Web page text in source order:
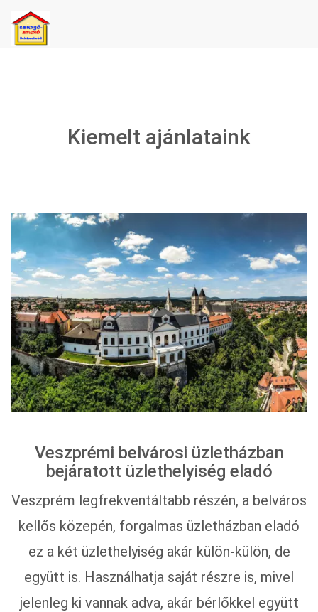
Kiemelt ajánlataink
Veszprémi belvárosi üzletházban
bejáratott üzlethelyiség eladó
Veszprém legfrekventáltabb részén, a belváros
kellős közepén, forgalmas üzletházban eladó
ez a két üzlethelyiség akár külön-külön, de
együtt is. Használhatja saját részre is, mivel
jelenleg ki vannak adva, akár bérlőkkel együtt